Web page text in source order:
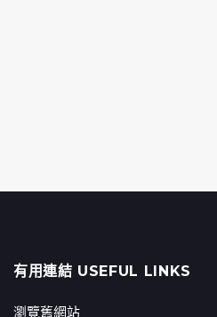
有用連結 USEFUL LINKS
瀏覽舊網站